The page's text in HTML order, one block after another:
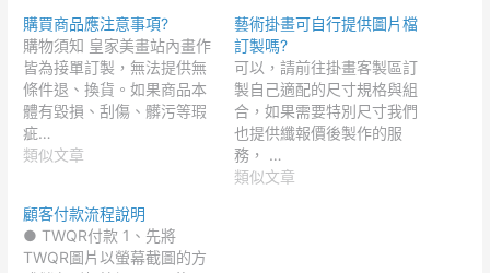
購買商品應注意事項?
購物須知 皇家美畫站內畫作
皆為接單訂製，無法提供無
條件退、換貨。如果商品本
體有毀損、刮傷、髒污等瑕
疵…
類似文章
藝術掛畫可自行提供圖片檔
訂製嗎?
可以，請前往掛畫客製區訂
製自己適配的尺寸規格與組
合，如果需要特別尺寸我們
也提供纖報價後製作的服
務， …
類似文章
顧客付款流程說明
● TWQR付款 1、先將
TWQR圖片以螢幕截圖的方